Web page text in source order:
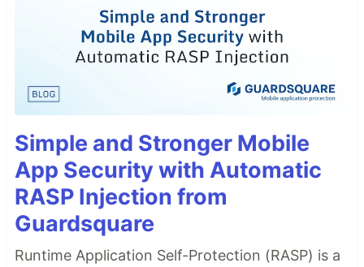
Simple and Stronger Mobile
App Security with Automatic
RASP Injection from
Guardsquare
Runtime Application Self-Protection (RASP) is a